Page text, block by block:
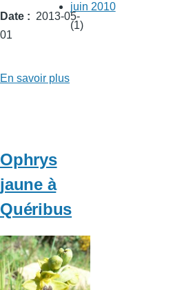
Date
2013-05-
01
En savoir plus
Ophrys
jaune à
Quéribus
juin 2010
(1)